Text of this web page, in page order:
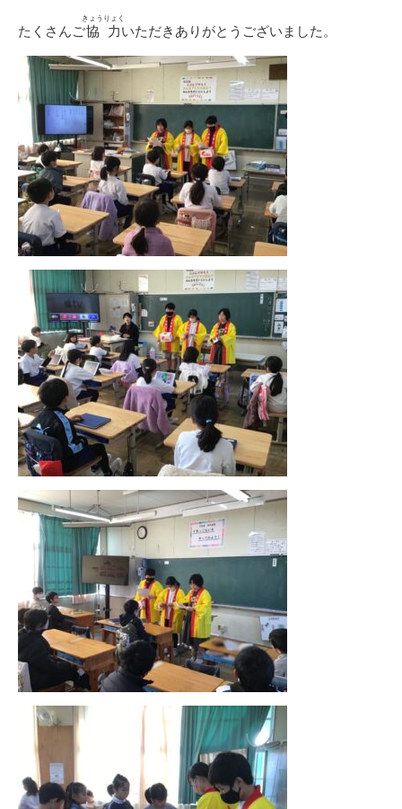
たくさんご協力
きょうりょく
いただきありがとうございました。